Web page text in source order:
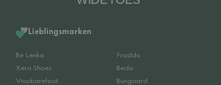
Lieblingsmarken
Be Lenka
Froddo
Xero Shoes
Beda
Vivobarefoot
Bungaard